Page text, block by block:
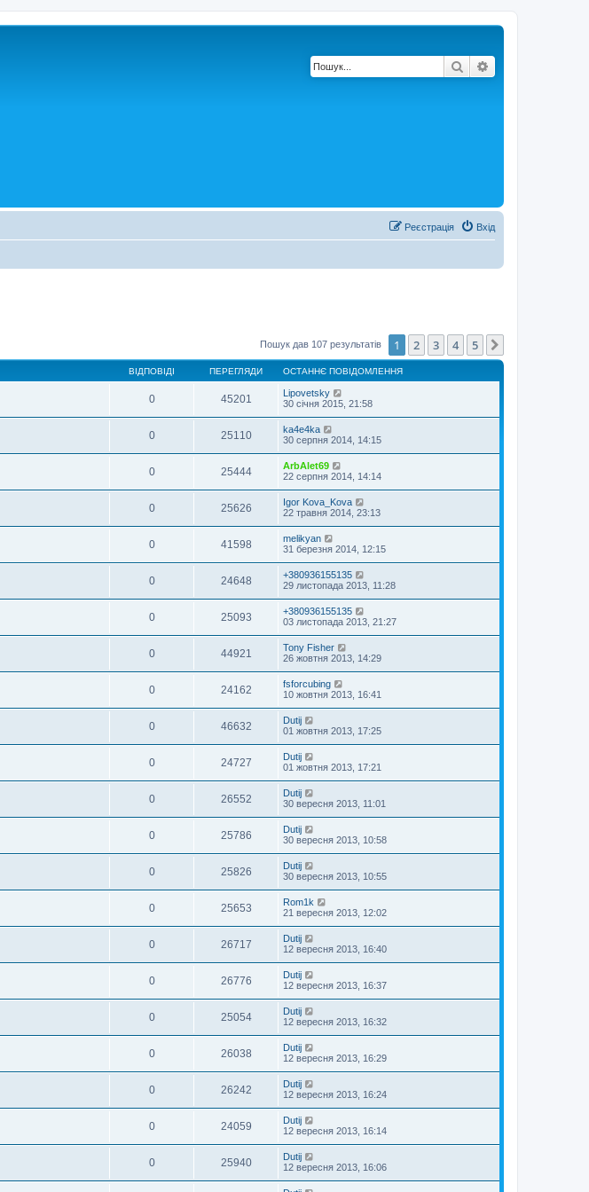
Пошук
Вхід
Реєстрація
Пошук дав 107 результатів 1 2 3 4 5
ВІДПОВІДІ ПЕРЕГЛЯДИ ОСТАННЄ ПОВІДОМЛЕННЯ
0 45201
Lipovetsky
30 січня 2015, 21:58
0 25110
ka4e4ka
30 серпня 2014, 14:15
0 25444
ArbAlet69
22 серпня 2014, 14:14
0 25626
Igor Kova_Kova
22 травня 2014, 23:13
0 41598
melikyan
31 березня 2014, 12:15
0 24648
+380936155135
29 листопада 2013, 11:28
0 25093
+380936155135
03 листопада 2013, 21:27
0 44921
Tony Fisher
26 жовтня 2013, 14:29
0 24162
fsforcubing
10 жовтня 2013, 16:41
0 46632
Dutij
01 жовтня 2013, 17:25
0 24727
Dutij
01 жовтня 2013, 17:21
0 26552
Dutij
30 вересня 2013, 11:01
0 25786
Dutij
30 вересня 2013, 10:58
0 25826
Dutij
30 вересня 2013, 10:55
0 25653
Rom1k
21 вересня 2013, 12:02
0 26717
Dutij
12 вересня 2013, 16:40
0 26776
Dutij
12 вересня 2013, 16:37
0 25054
Dutij
12 вересня 2013, 16:32
0 26038
Dutij
12 вересня 2013, 16:29
0 26242
Dutij
12 вересня 2013, 16:24
0 24059
Dutij
12 вересня 2013, 16:14
0 25940
Dutij
12 вересня 2013, 16:06